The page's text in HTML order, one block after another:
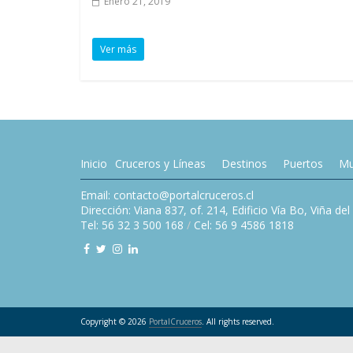
Ver más
Inicio Cruceros y Líneas Destinos Puertos
Email: contacto@portalcruceros.cl
Dirección: Viana 837, of. 214, Edificio Vía Bo, Viña
Tel: 56 32 3 500 168 / Cel: 56 9 4586 1818
Copyright © 2026 PortalCruceros. All rights reserved.